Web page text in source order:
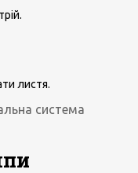
листя.
система